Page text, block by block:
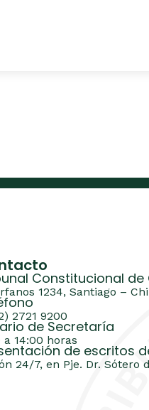
Constitucional de
1234, Santiago –
2721 9200
de Secretaría
a 14:00 horas
de escritos
24/7, en Pje. Dr. Sótero